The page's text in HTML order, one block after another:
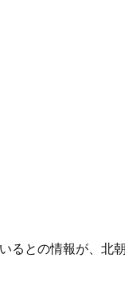
るとの情報が、北